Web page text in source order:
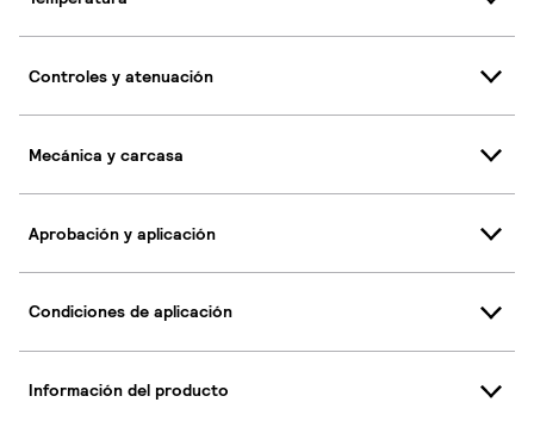
Controles y atenuación
Mecánica y carcasa
Aprobación y aplicación
Condiciones de aplicación
Información del producto